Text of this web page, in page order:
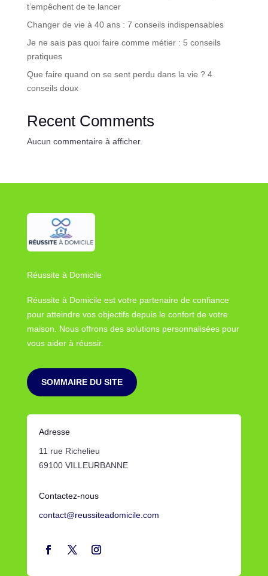
t’empêchent de te lancer
Changer de vie à 40 ans : 7 conseils indispensables
Je ne sais pas quoi faire comme métier : 5 conseils
pratiques
Que faire quand on se sent perdu dans la vie ? 4
conseils doux
Recent Comments
Aucun commentaire à afficher.
Réussite à Domicile
Réussite à Domicile est votre partenaire de confiance
pour atteindre vos objectifs depuis le confort de votre
maison. Nous offrons des solutions personnalisées pour
vous aider à réussir.
SOMMAIRE DU SITE
Adresse
11 rue Richelieu
69100 VILLEURBANNE
Contactez-nous
contact@reussiteadomicile.com